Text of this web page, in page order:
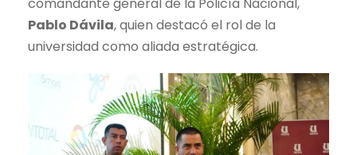
comandante general de la Policía Nacional,
Pablo Dávila, quien destacó el rol de la
universidad como aliada estratégica.